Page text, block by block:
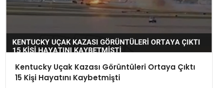
Kentucky Uçak Kazası Görüntüleri Ortaya Çıktı
15 Kişi Hayatını Kaybetmişti